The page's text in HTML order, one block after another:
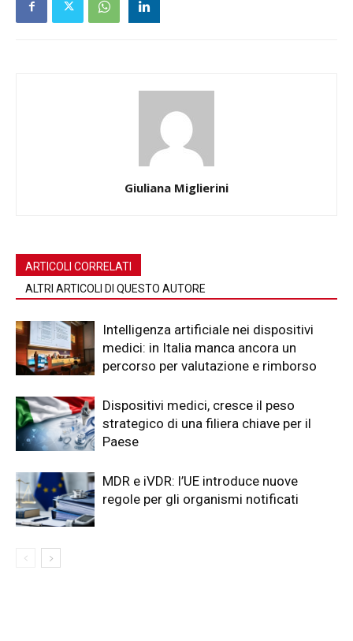
Giuliana Miglierini
ARTICOLI CORRELATI
ALTRI ARTICOLI DI QUESTO AUTORE
Intelligenza artificiale nei dispositivi
medici: in Italia manca ancora un
percorso per valutazione e rimborso
Dispositivi medici, cresce il peso
strategico di una filiera chiave per il
Paese
MDR e iVDR: l’UE introduce nuove
regole per gli organismi notificati